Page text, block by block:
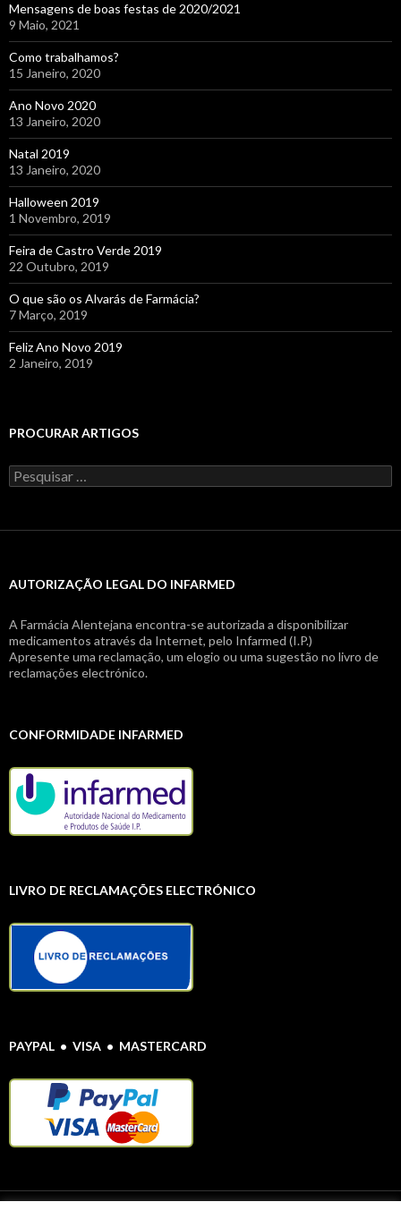
Mensagens de boas festas de 2020/2021
9 Maio, 2021
Como trabalhamos?
15 Janeiro, 2020
Ano Novo 2020
13 Janeiro, 2020
Natal 2019
13 Janeiro, 2020
Halloween 2019
1 Novembro, 2019
Feira de Castro Verde 2019
22 Outubro, 2019
O que são os Alvarás de Farmácia?
7 Março, 2019
Feliz Ano Novo 2019
2 Janeiro, 2019
PROCURAR ARTIGOS
Pesquisar
por:
AUTORIZAÇÃO LEGAL DO INFARMED
A Farmácia Alentejana encontra-se autorizada a disponibilizar
medicamentos através da Internet, pelo Infarmed (I.P.)
Apresente uma reclamação, um elogio ou uma sugestão no livro de
reclamações electrónico.
CONFORMIDADE INFARMED
LIVRO DE RECLAMAÇÕES ELECTRÓNICO
PAYPAL • VISA • MASTERCARD